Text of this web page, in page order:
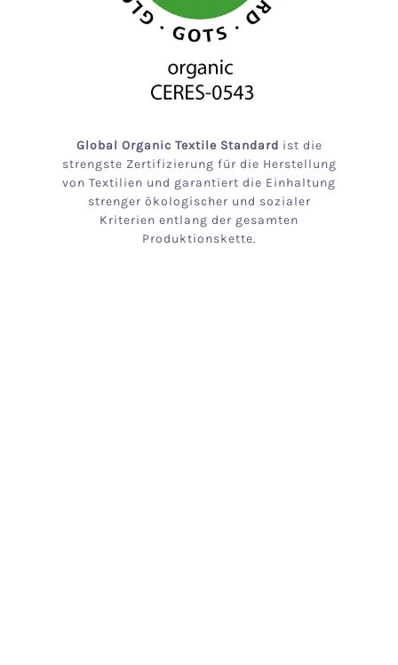
Global Organic Textile Standard ist die
strengste Zertifizierung für die Herstellung
von Textilien und garantiert die Einhaltung
strenger ökologischer und sozialer
Kriterien entlang der gesamten
Produktionskette.